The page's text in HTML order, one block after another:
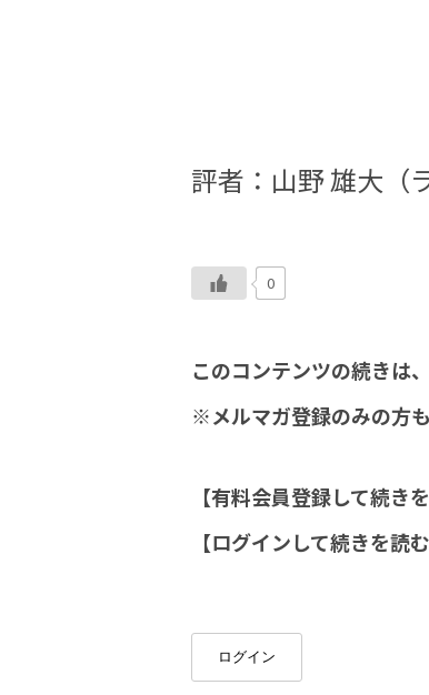
評者：山野 雄大（
0
このコンテンツの続きは
※メルマガ登録のみの方
【有料会員登録して続きを
【ログインして続きを読
ログイン